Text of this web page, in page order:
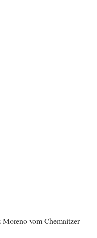
vom Chemnitzer